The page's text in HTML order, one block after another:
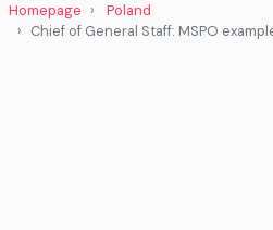
Homepage
Poland
Chief of General Staff: MSPO